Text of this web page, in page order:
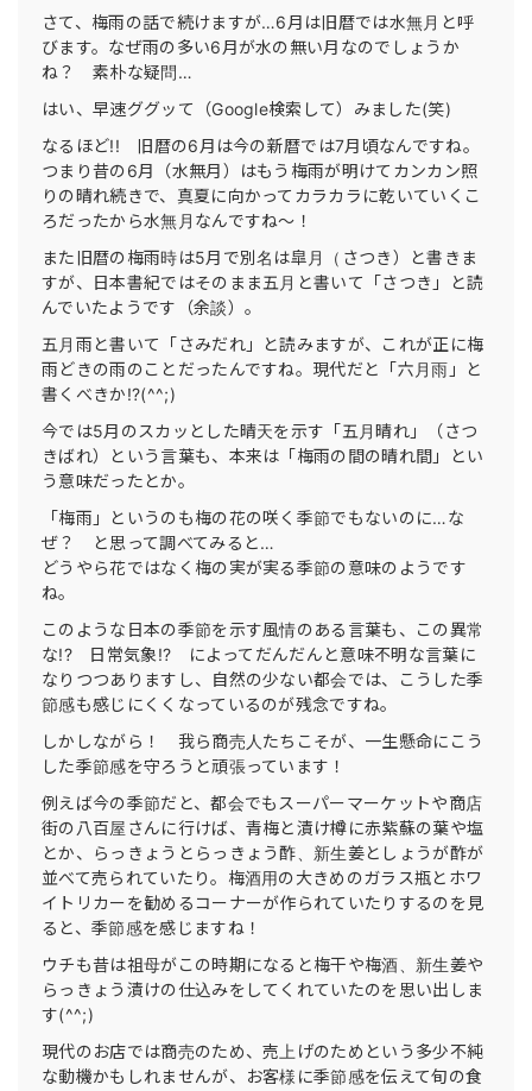
さて、梅雨の話で続けますが…6月は旧暦では水無月と呼
びます。なぜ雨の多い6月が水の無い月なのでしょうか
ね？ 素朴な疑問…
はい、早速ググッて（Google検索して）みました(笑)
なるほど!! 旧暦の6月は今の新暦では7月頃なんですね。
つまり昔の6月（水無月）はもう梅雨が明けてカンカン照
りの晴れ続きで、真夏に向かってカラカラに乾いていくこ
ろだったから水無月なんですね〜！
また旧暦の梅雨時は5月で別名は皐月（さつき）と書きま
すが、日本書紀ではそのまま五月と書いて「さつき」と読
んでいたようです（余談）。
五月雨と書いて「さみだれ」と読みますが、これが正に梅
雨どきの雨のことだったんですね。現代だと「六月雨」と
書くべきか!?(^^;)
今では5月のスカッとした晴天を示す「五月晴れ」（さつ
きばれ）という言葉も、本来は「梅雨の間の晴れ間」とい
う意味だったとか。
「梅雨」というのも梅の花の咲く季節でもないのに…な
ぜ？ と思って調べてみると…
どうやら花ではなく梅の実が実る季節の意味のようです
ね。
このような日本の季節を示す風情のある言葉も、この異常
な!? 日常気象!? によってだんだんと意味不明な言葉に
なりつつありますし、自然の少ない都会では、こうした季
節感も感じにくくなっているのが残念ですね。
しかしながら！ 我ら商売人たちこそが、一生懸命にこう
した季節感を守ろうと頑張っています！
例えば今の季節だと、都会でもスーパーマーケットや商店
街の八百屋さんに行けば、青梅と漬け樽に赤紫蘇の葉や塩
とか、らっきょうとらっきょう酢、新生姜としょうが酢が
並べて売られていたり。梅酒用の大きめのガラス瓶とホワ
イトリカーを勧めるコーナーが作られていたりするのを見
ると、季節感を感じますね！
ウチも昔は祖母がこの時期になると梅干や梅酒、新生姜や
らっきょう漬けの仕込みをしてくれていたのを思い出しま
す(^^;)
現代のお店では商売のため、売上げのためという多少不純
な動機かもしれませんが、お客様に季節感を伝えて旬の食